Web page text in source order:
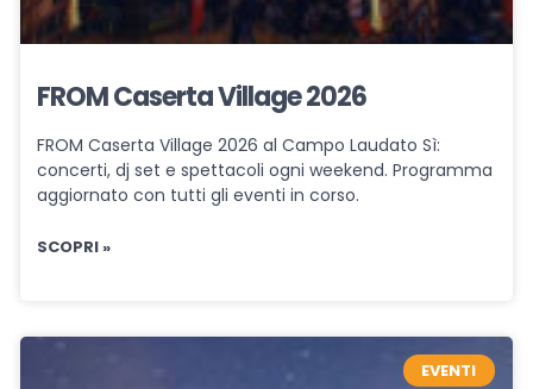
FROM Caserta Village 2026
FROM Caserta Village 2026 al Campo Laudato Sì:
concerti, dj set e spettacoli ogni weekend. Programma
aggiornato con tutti gli eventi in corso.
SCOPRI »
EVENTI